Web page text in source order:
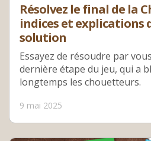
Résolvez le final de la
indices et explications
solution
Essayez de résoudre par
dernière étape du jeu, qui a
longtemps les chouetteurs.
9 mai 2025